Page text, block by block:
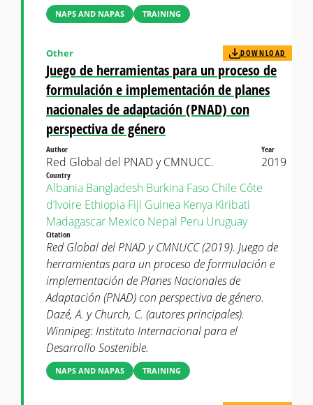
NAPS AND NAPAS TRAINING
Juego de herramientas para un proceso de
formulación e implementación de planes
nacionales de adaptación (PNAD) con
perspectiva de género
Other DOWNLOAD
Author
Red Global del PNAD y CMNUCC.
Year
2019
Country
Albania Bangladesh Burkina Faso Chile Côte
d’Ivoire Ethiopia Fiji Guinea Kenya Kiribati
Madagascar Mexico Nepal Peru Uruguay
Citation
Red Global del PNAD y CMNUCC (2019). Juego de
herramientas para un proceso de formulación e
implementación de Planes Nacionales de
Adaptación (PNAD) con perspectiva de género.
Dazé, A. y Church, C. (autores principales).
Winnipeg: Instituto Internacional para el
Desarrollo Sostenible.
NAPS AND NAPAS TRAINING